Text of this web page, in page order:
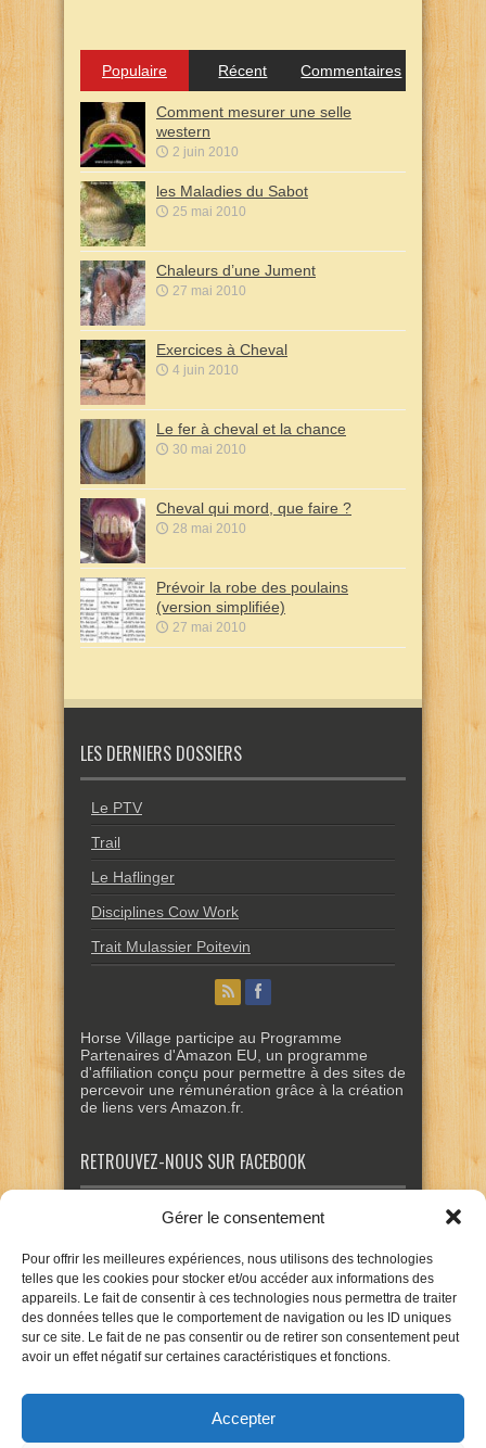
Gérer le consentement
Pour offrir les meilleures expériences, nous utilisons des technologies
telles que les cookies pour stocker et/ou accéder aux informations des
appareils. Le fait de consentir à ces technologies nous permettra de traiter
des données telles que le comportement de navigation ou les ID uniques
sur ce site. Le fait de ne pas consentir ou de retirer son consentement peut
avoir un effet négatif sur certaines caractéristiques et fonctions.
Accepter
Populaire Récent Commentaires
Comment mesurer une selle
western
2 juin 2010
les Maladies du Sabot
25 mai 2010
Chaleurs d’une Jument
27 mai 2010
Exercices à Cheval
4 juin 2010
Le fer à cheval et la chance
30 mai 2010
Cheval qui mord, que faire ?
28 mai 2010
Prévoir la robe des poulains
(version simplifiée)
27 mai 2010
LES DERNIERS DOSSIERS
Le PTV
Trail
Le Haflinger
Disciplines Cow Work
Trait Mulassier Poitevin
Horse Village participe au Programme
Partenaires d'Amazon EU, un programme
d'affiliation conçu pour permettre à des sites de
percevoir une rémunération grâce à la création
de liens vers Amazon.fr.
RETROUVEZ-NOUS SUR FACEBOOK